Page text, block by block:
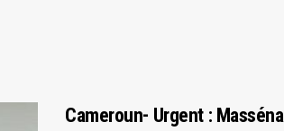
Cameroun- Urgent :